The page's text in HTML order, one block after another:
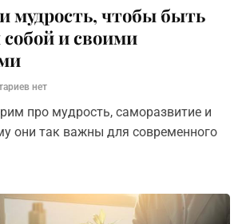
мудрость, чтобы быть
и своими
нет
про мудрость, саморазвитие и
они так важны для современного